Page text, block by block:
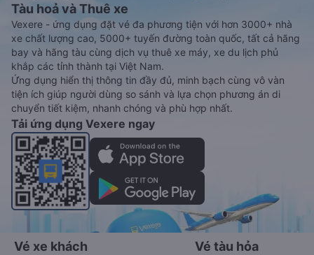
Tàu hoả và Thuê xe
Vexere - ứng dụng đặt vé đa phương tiện với hơn 3000+ nhà
xe chất lượng cao, 5000+ tuyến đường toàn quốc, tất cả hãng
bay và hãng tàu cùng dịch vụ thuê xe máy, xe du lịch phủ
khắp các tỉnh thành tại Việt Nam.
Ứng dụng hiển thị thông tin đầy đủ, minh bạch cùng vô vàn
tiện ích giúp người dùng so sánh và lựa chọn phương án di
chuyển tiết kiệm, nhanh chóng và phù hợp nhất.
Tải ứng dụng Vexere ngay
Vé xe khách Vé tàu hỏa